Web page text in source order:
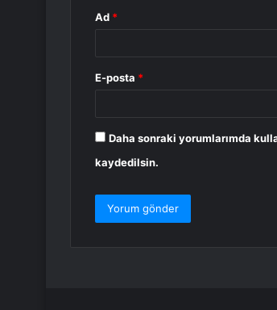
Ad *
E-posta *
Daha sonraki yorumlarımda
kaydedilsin.